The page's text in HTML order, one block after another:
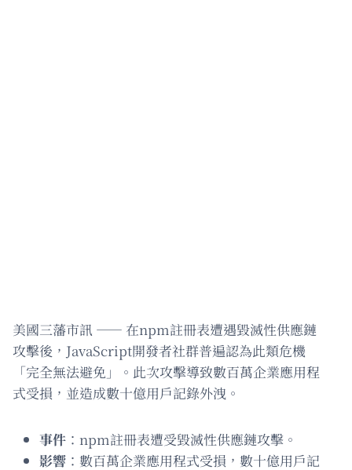
美國三藩市訊 —— 在npm註冊表遭遇毀滅性供應鏈
攻擊後，JavaScript開發者社群普遍認為此類危機
「完全無法避免」。此次攻擊導致數百萬企業應用程
式受損，並造成數十億用戶記錄外洩。
事件 ：npm註冊表遭受毀滅性供應鏈攻擊。
影響 ：數百萬企業應用程式受損，數十億用戶記